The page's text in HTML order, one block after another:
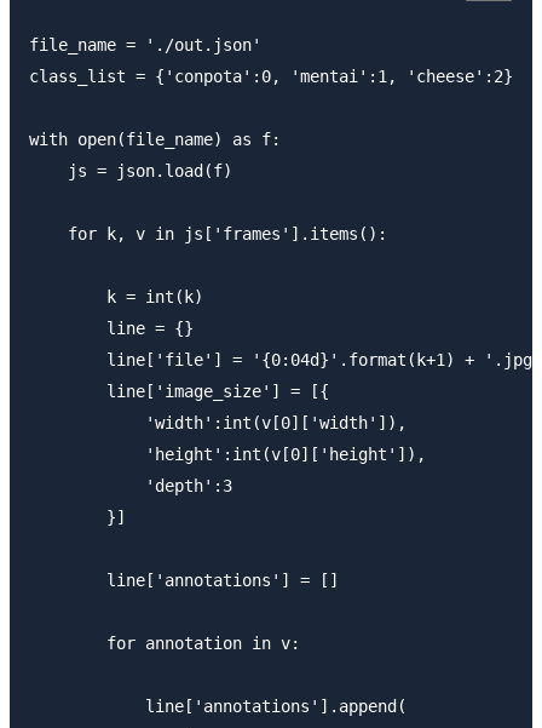
file_name = './out.json'
class_list = {'conpota':0, 'mentai':1, 'cheese':2}
with open(file_name) as f:
    js = json.load(f)
    for k, v in js['frames'].items():
        k = int(k)
        line = {}
        line['file'] = '{0:04d}'.format(k+1) + '.jpg'
        line['image_size'] = [{
            'width':int(v[0]['width']),
            'height':int(v[0]['height']),
            'depth':3
        }]
        line['annotations'] = []
        for annotation in v:
            line['annotations'].append(